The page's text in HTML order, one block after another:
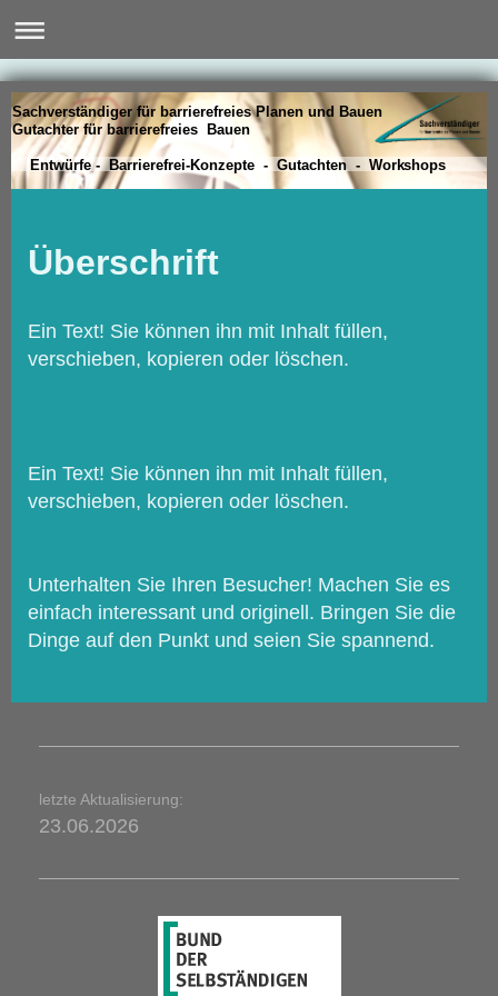
Sachverständiger für barrierefreies Planen und Bauen
Gutachter für barrierefreies Bauen
Entwürfe - Barrierefrei-Konzepte - Gutachten - Workshops
Überschrift
Ein Text! Sie können ihn mit Inhalt füllen,
verschieben, kopieren oder löschen.
Ein Text! Sie können ihn mit Inhalt füllen,
verschieben, kopieren oder löschen.
Unterhalten Sie Ihren Besucher! Machen Sie es
einfach interessant und originell. Bringen Sie die
Dinge auf den Punkt und seien Sie spannend.
letzte Aktualisierung:
23.06.2026